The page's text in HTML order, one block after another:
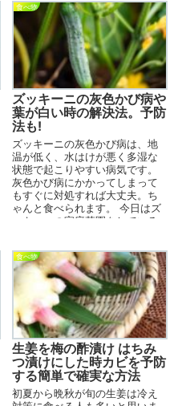
食べ物
ズッキーニの灰色かび病や
葉が白い時の解決法。予防
法も!
ズッキーニの灰色かび病は、地
温が低く、水はけが悪く多湿な
状態で起こりやすい病気です。
灰色かび病にかかってしまって
もすぐに対処すれば大丈夫。ち
ゃんと食べられます。 今日はズ
ッキーニの家庭菜園をしている
食べ物
生姜を梅の酢漬け はちみ
つ漬けにした時カビを予防
する簡単で確実な方法
初夏から晩秋が旬の生姜は冷え